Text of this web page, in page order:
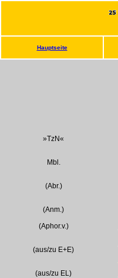
Hauptseite
»TzN«
Mbl.
(Abr.)
(Anm.)
(Aphor.v.)
(aus/zu E+E)
(aus/zu EL)